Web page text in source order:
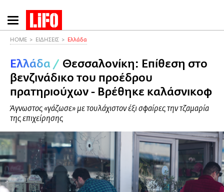
Παράκαμψη
προς
περιεχόμενο
HOME ΕΙΔΗΣΕΙΣ Ελλάδα
Ελλάδα / Θεσσαλονίκη: Επίθεση στο
βενζινάδικο του προέδρου
πρατηριούχων - Βρέθηκε καλάσνικοφ
Άγνωστος «γάζωσε» με τουλάχιστον έξι σφαίρες την τζαμαρία
της επιχείρησης